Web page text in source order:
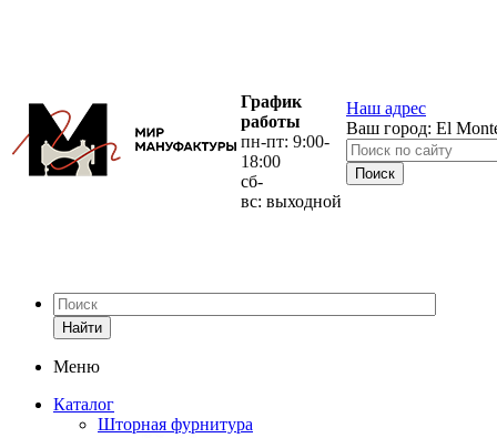
График
работы
пн-пт: 9:00-
18:00
сб-
вс: выходной
Наш адрес
Ваш город: El
Найти
Меню
Каталог
Шторная фурнитура